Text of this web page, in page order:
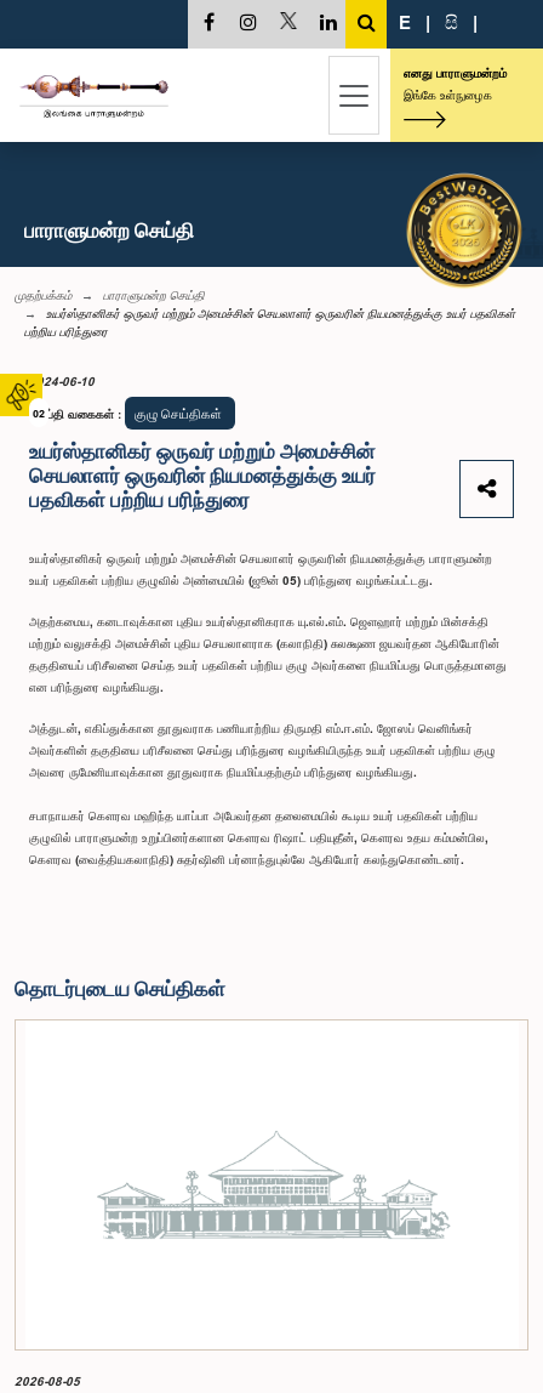
02
E | සි |
எனது பாராளுமன்றம்
இங்கே உள்நுழைக
பாராளுமன்ற செய்தி
முதற்பக்கம்
பாராளுமன்ற செய்தி
உயர்ஸ்தானிகர் ஒருவர் மற்றும் அமைச்சின் செயலாளர் ஒருவரின் நியமனத்துக்கு உயர் பதவிகள்
பற்றிய பரிந்துரை
2024-06-10
செய்தி வகைகள் : குழு செய்திகள்
உயர்ஸ்தானிகர் ஒருவர் மற்றும் அமைச்சின்
செயலாளர் ஒருவரின் நியமனத்துக்கு உயர்
பதவிகள் பற்றிய பரிந்துரை
உயர்ஸ்தானிகர் ஒருவர் மற்றும் அமைச்சின் செயலாளர் ஒருவரின் நியமனத்துக்கு பாராளுமன்ற
உயர் பதவிகள் பற்றிய குழுவில் அண்மையில் (ஜூன் 05) பரிந்துரை வழங்கப்பட்டது.
அதற்கமைய, கனடாவுக்கான புதிய உயர்ஸ்தானிகராக யு.எல்.எம். ஜௌஹார் மற்றும் மின்சக்தி
மற்றும் வலுசக்தி அமைச்சின் புதிய செயலாளராக (கலாநிதி) சுலக்ஷண ஜயவர்தன ஆகியோரின்
தகுதியைப் பரிசீலனை செய்த உயர் பதவிகள் பற்றிய குழு அவர்களை நியமிப்பது பொருத்தமானது
என பரிந்துரை வழங்கியது.
அத்துடன், எகிப்துக்கான தூதுவராக பணியாற்றிய திருமதி எம்.ஈ.எம். ஜோஸப் வெனிங்கர்
அவர்களின் தகுதியை பரிசீலனை செய்து பரிந்துரை வழங்கியிருந்த உயர் பதவிகள் பற்றிய குழு
அவரை ருமேனியாவுக்கான தூதுவராக நியமிப்பதற்கும் பரிந்துரை வழங்கியது.
சபாநாயகர் கௌரவ மஹிந்த யாப்பா அபேவர்தன தலைமையில் கூடிய உயர் பதவிகள் பற்றிய
குழுவில் பாராளுமன்ற உறுப்பினர்களான கௌரவ ரிஷாட் பதியுதீன், கௌரவ உதய கம்மன்பில,
கௌரவ (வைத்தியகலாநிதி) சுதர்ஷினி பர்னாந்துபுல்லே ஆகியோர் கலந்துகொண்டனர்.
தொடர்புடைய செய்திகள்
2026-08-05